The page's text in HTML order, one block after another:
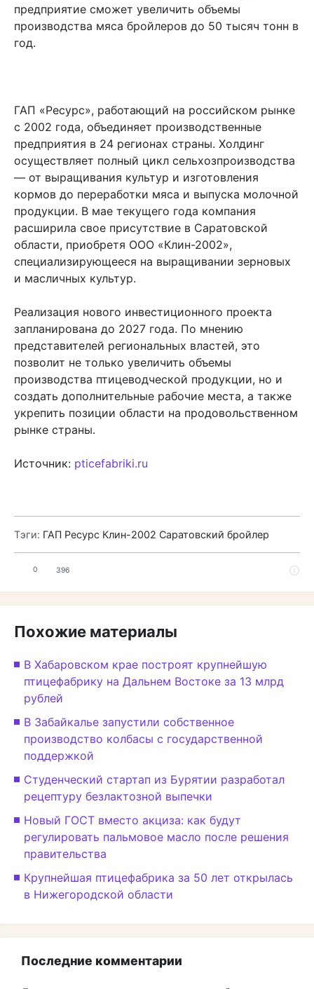
предприятие сможет увеличить объемы
производства мяса бройлеров до 50 тысяч тонн в
год.
ГАП «Ресурс», работающий на российском рынке
с 2002 года, объединяет производственные
предприятия в 24 регионах страны. Холдинг
осуществляет полный цикл сельхозпроизводства
— от выращивания культур и изготовления
кормов до переработки мяса и выпуска молочной
продукции. В мае текущего года компания
расширила свое присутствие в Саратовской
области, приобретя ООО «Клин-2002»,
специализирующееся на выращивании зерновых
и масличных культур.
Реализация нового инвестиционного проекта
запланирована до 2027 года. По мнению
представителей региональных властей, это
позволит не только увеличить объемы
производства птицеводческой продукции, но и
создать дополнительные рабочие места, а также
укрепить позиции области на продовольственном
рынке страны.
Источник: pticefabriki.ru
Тэги: ГАП Ресурс Клин-2002 Саратовский бройлер
0 396
Похожие материалы
В Хабаровском крае построят крупнейшую
птицефабрику на Дальнем Востоке за 13 млрд
рублей
В Забайкалье запустили собственное
производство колбасы с государственной
поддержкой
Студенческий стартап из Бурятии разработал
рецептуру безлактозной выпечки
Новый ГОСТ вместо акциза: как будут
регулировать пальмовое масло после решения
правительства
Крупнейшая птицефабрика за 50 лет открылась
в Нижегородской области
Последние комментарии